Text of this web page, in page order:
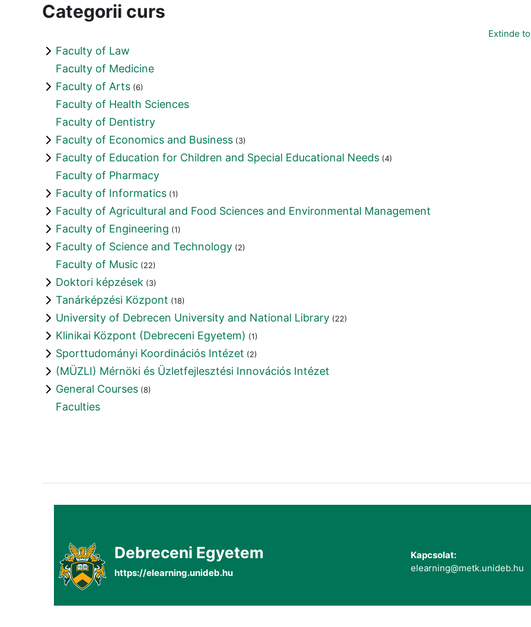
Categorii curs
Extinde
Faculty of Law
Faculty of Medicine
Faculty of Arts (6)
Faculty of Health Sciences
Faculty of Dentistry
Faculty of Economics and Business (3)
Faculty of Education for Children and Special Educational Needs (4)
Faculty of Pharmacy
Faculty of Informatics (1)
Faculty of Agricultural and Food Sciences and Environmental Management
Faculty of Engineering (1)
Faculty of Science and Technology (2)
Faculty of Music (22)
Doktori képzések (3)
Tanárképzési Központ (18)
University of Debrecen University and National Library (22)
Klinikai Központ (Debreceni Egyetem) (1)
Sporttudományi Koordinációs Intézet (2)
(MÜZLI) Mérnöki és Üzletfejlesztési Innovációs Intézet
General Courses (8)
Faculties
Debreceni Egyetem
https://elearning.unideb.hu
Kapcsolat:
elearning@metk.unideb.hu